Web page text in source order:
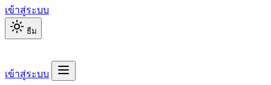
เข้าสู่ระบบ
ธีม
เข้าสู่ระบบ